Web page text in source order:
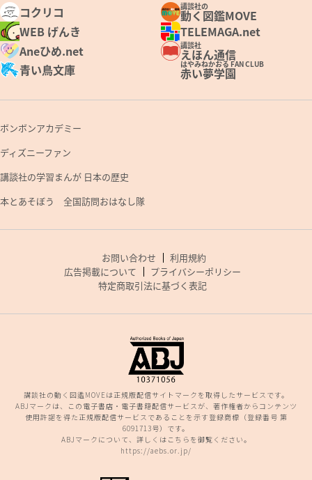
コクリコ
講談社の
動く図鑑MOVE
WEB げんき
TELEMAGA.net
Aneひめ.net
講談社
えほん通信
青い鳥文庫
はやみねかおる FAN CLUB
赤い夢学園
ボンボンアカデミー
ディズニーファン
講談社の学習まんが 日本の歴史
本とあそぼう 全国訪問おはなし隊
お問い合わせ
利用規約
広告掲載について
プライバシーポリシー
特定商取引法に基づく表記
講談社の動く図鑑MOVEは正規版配信サイトマークを取得したサービスです。
ABJマークは、この電子書店・電子書籍配信サービスが、著作権者からコンテンツ
使用許諾を得た正規版配信サービスであることを示す登録商標（登録番号 第
6091713号）です。
ABJマークについて、詳しくはこちらを御覧ください。
https://aebs.or.jp/